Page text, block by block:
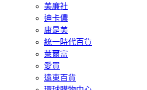
美廉社
迪卡儂
康是美
統一時代百貨
萊爾富
愛買
遠東百貨